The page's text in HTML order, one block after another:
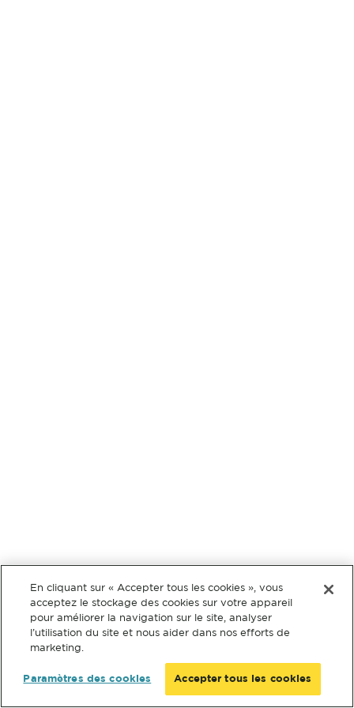
En cliquant sur « Accepter tous les cookies », vous
acceptez le stockage des cookies sur votre appareil
pour améliorer la navigation sur le site, analyser
l’utilisation du site et nous aider dans nos efforts de
marketing.
Paramètres des cookies Accepter tous les cookies